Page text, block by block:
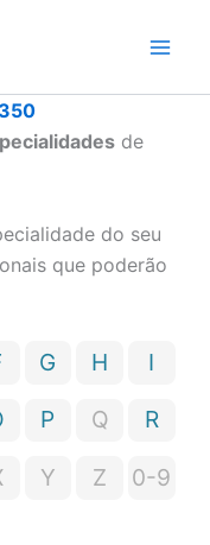
350
de
do seu
que poderão
G H I
P Q R
Y Z 0-9